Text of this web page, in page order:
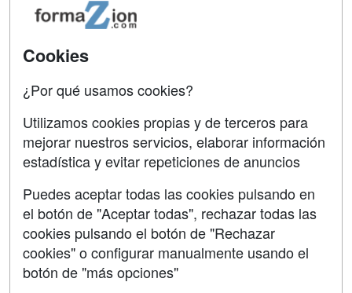
Acceso Usuarios
Acceso Centros
Contactar
Confidencialidad
Aviso legal
Copyleft
Cookies
¿Por qué usamos cookies?
Utilizamos cookies propias y de terceros para
mejorar nuestros servicios, elaborar información
estadística y evitar repeticiones de anuncios
Puedes aceptar todas las cookies pulsando en
el botón de "Aceptar todas", rechazar todas las
cookies pulsando el botón de "Rechazar
cookies" o configurar manualmente usando el
botón de "más opciones"